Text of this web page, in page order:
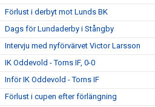
Förlust i derbyt mot Lunds BK
Dags för Lundaderby i Stångby
Intervju med nyförvärvet Victor Larsson
IK Oddevold - Torns IF, 0-0
Inför IK Oddevold - Torns IF
Förlust i cupen efter förlängning